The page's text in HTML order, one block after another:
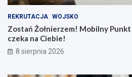
REKRUTACJA WOJSKO
Zostań Żołnierzem! Mobilny
czeka na Ciebie!
8 sierpnia 2026